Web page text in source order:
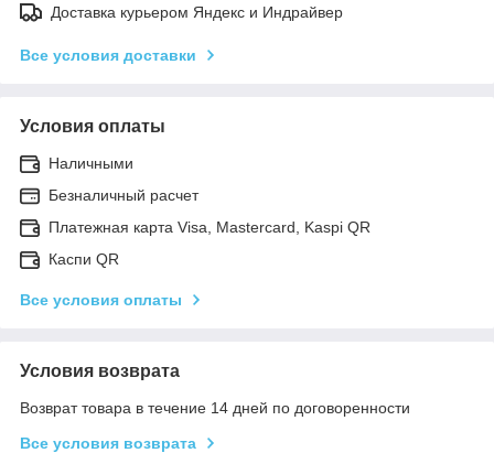
Доставка курьером Яндекс и Индрайвер
Все условия доставки
Условия оплаты
Наличными
Безналичный расчет
Платежная карта Visa, Mastercard, Kaspi QR
Каспи QR
Все условия оплаты
Условия возврата
Возврат товара в течение 14 дней по договоренности
Все условия возврата